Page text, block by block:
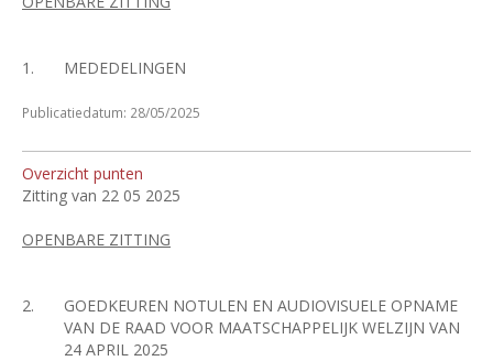
1. MEDEDELINGEN
Publicatiedatum: 28/05/2025
Overzicht punten
Zitting van 22 05 2025
OPENBARE ZITTING
2.
GOEDKEUREN NOTULEN EN AUDIOVISUELE OPNAME
VAN DE RAAD VOOR MAATSCHAPPELIJK WELZIJN VAN
24 APRIL 2025